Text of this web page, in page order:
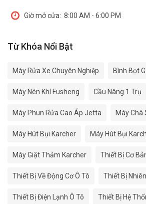
Giờ mở cửa: 8:00 AM - 6:00 PM
Từ Khóa Nổi Bật
Máy Rửa Xe Chuyên Nghiệp Bình Bọt
Máy Nén Khí Fusheng Cầu Nâng 1 Trụ
Máy Phun Rửa Cao Áp Jetta Máy Chà
Máy Hút Bụi Karcher Máy Hút Bụi
Máy Giặt Thảm Karcher Thiết Bị Cơ
Thiết Bị Về Động Cơ Ô Tô Thiết Bị
Thiết Bị Điện Lạnh Ô Tô Thiết Bị Hệ